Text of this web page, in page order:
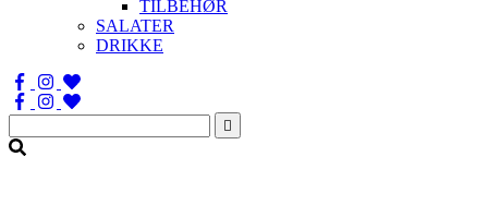
TILBEHØR
SALATER
DRIKKE
Søg
efter: